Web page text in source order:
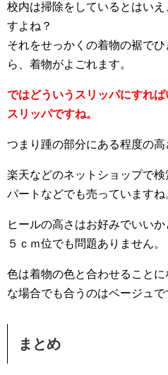
校内は掃除をしているとはい
すよね？
それをせっかくの着物の裾で
ら、着物がよごれます。
ではどういうスリッパにすれ
スリッパですね。
つまり踵の部分にある程度の高
楽天などのネットショップで
パートなどでも売っていますね
ヒールの高さはお好みでいいか
５ｃｍ位でも問題ありません。
色は着物の色と合わせること
な場合でも合うのはベージュで
まとめ